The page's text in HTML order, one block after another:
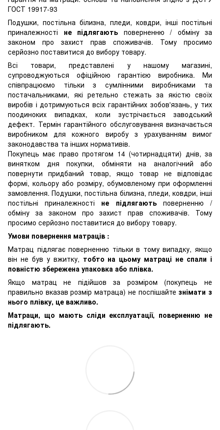
ГОСТ 19917-93
Подушки, постільна білизна, пледи, ковдри, інші постільні
приналежності не підлягають поверненню / обміну за
законом про захист прав споживачів. Тому просимо
серйозно поставитися до вибору товару.
Всі товари, представлені у нашому магазині,
супроводжуються офіційною гарантією виробника. Ми
співпрацюємо тільки з сумлінними виробниками та
постачальниками, які ретельно стежать за якістю своїх
виробів і дотримуються всіх гарантійних зобов'язань, у тих
поодиноких випадках, коли зустрічається заводський
дефект. Термін гарантійного обслуговування визначається
виробником для кожного виробу з урахуванням вимог
законодавства та інших нормативів.
Покупець має право протягом 14 (чотирнадцяти) днів, за
винятком дня покупки, обміняти на аналогічний або
повернути придбаний товар, якщо товар не відповідає
формі, кольору або розміру, обумовленому при оформленні
замовлення. Подушки, постільна білизна, пледи, ковдри, інші
постільні приналежності не підлягаютьповерненню /
обміну за законом про захист прав споживачів. Тому
просимо серйозно поставитися до вибору товару.
Умови повернення матраців :
Матрац підлягає поверненню тільки в тому випадку, якщо
він не був у вжитку, тобто на цьому матраці не спали і
повністю збережена упаковка або плівка.
Якщо матрац не підійшов за розміром (покупець не
правильно вказав розмір матраца) не поспішайте знімати з
нього плівку, це важливо.
Матраци, що мають сліди експлуатації, поверненню не
підлягають.